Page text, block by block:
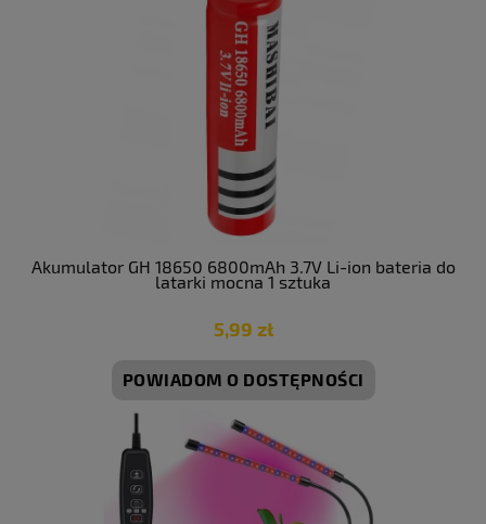
Akumulator GH 18650 6800mAh 3.7V Li-ion bateria do
latarki mocna 1 sztuka
5,99 zł
POWIADOM O DOSTĘPNOŚCI